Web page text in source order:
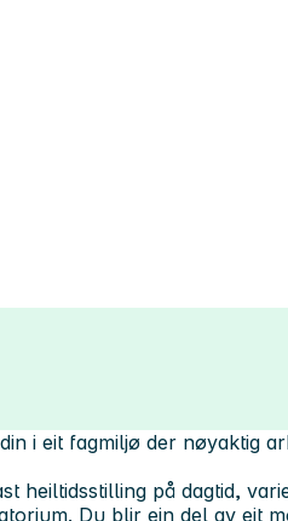
i eit fagmiljø der nøyaktig
heiltidsstilling på dagtid,
Du blir ein del av eit